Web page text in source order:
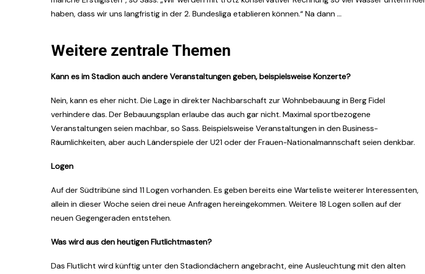
haben, dass wir uns langfristig in der 2. Bundesliga etablieren können.“ Na dann …
Weitere zentrale Themen
Kann es im Stadion auch andere Veranstaltungen geben, beispielsweise Konzerte?
Nein, kann es eher nicht. Die Lage in direkter Nachbarschaft zur Wohnbebauung in Berg Fidel
verhindere das. Der Bebauungsplan erlaube das auch gar nicht. Maximal sportbezogene
Veranstaltungen seien machbar, so Sass. Beispielsweise Veranstaltungen in den Business-
Räumlichkeiten, aber auch Länderspiele der U21 oder der Frauen-Nationalmannschaft seien denkbar.
Logen
Auf der Südtribüne sind 11 Logen vorhanden. Es geben bereits eine Warteliste weiterer Interessenten,
allein in dieser Woche seien drei neue Anfragen hereingekommen. Weitere 18 Logen sollen auf der
neuen Gegengeraden entstehen.
Was wird aus den heutigen Flutlichtmasten?
Das Flutlicht wird künftig unter den Stadiondächern angebracht, eine Ausleuchtung mit den alten